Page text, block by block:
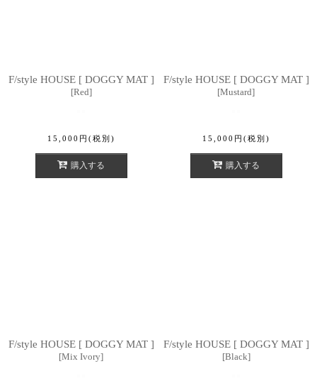
F/style HOUSE [ DOGGY MAT ]
[Red]
15,000 円 (税別)
購入する
F/style HOUSE [ DOGGY MAT ]
[Mustard]
15,000 円 (税別)
購入する
F/style HOUSE [ DOGGY MAT ]
[Mix Ivory]
F/style HOUSE [ DOGGY MAT ]
[Black]